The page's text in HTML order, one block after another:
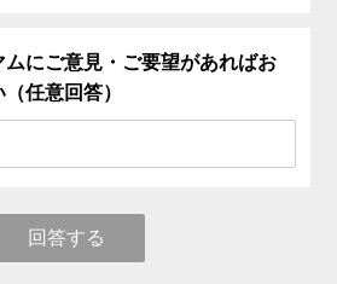
ムにご意見・ご要望があればお
任意回答）
回答する